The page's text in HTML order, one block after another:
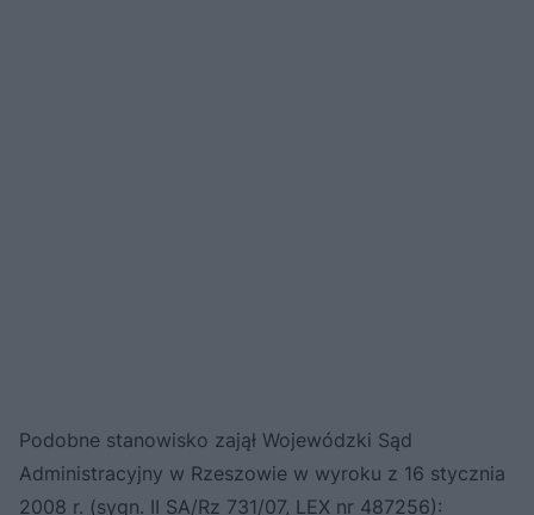
Podobne stanowisko zajął Wojewódzki Sąd
Administracyjny w Rzeszowie w wyroku z 16 stycznia
2008 r. (sygn. II SA/Rz 731/07, LEX nr 487256):